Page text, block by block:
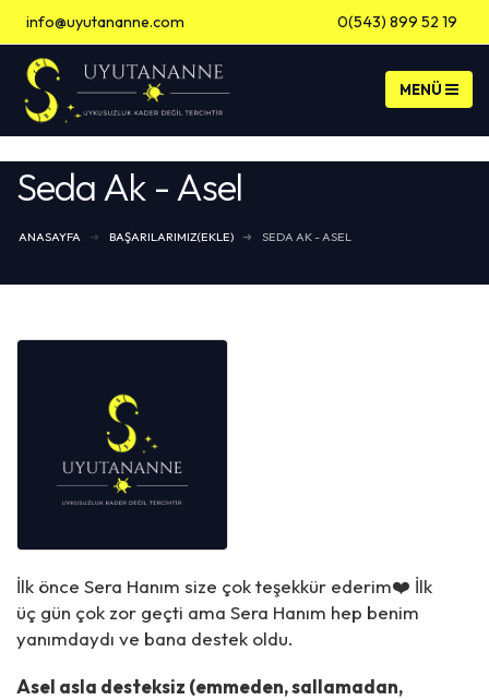
info@uyutananne.com 0(543) 899 52 19
Banka Hesap Bilgileri
Seda Ak - Asel
ANASAYFA BAŞARILARIMIZ(EKLE) SEDA AK - ASEL
İlk önce Sera Hanım size çok teşekkür ederim❤️ İlk
üç gün çok zor geçti ama Sera Hanım hep benim
yanımdaydı ve bana destek oldu.
Asel asla desteksiz (emmeden, sallamadan,